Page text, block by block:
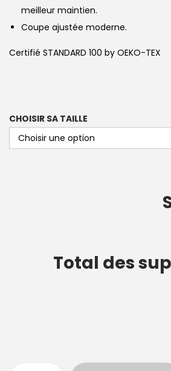
meilleur maintien.
Coupe ajustée moderne.
Certifié STANDARD 100 by OEKO-TEX
CHOISIR SA TAILLE
Total des